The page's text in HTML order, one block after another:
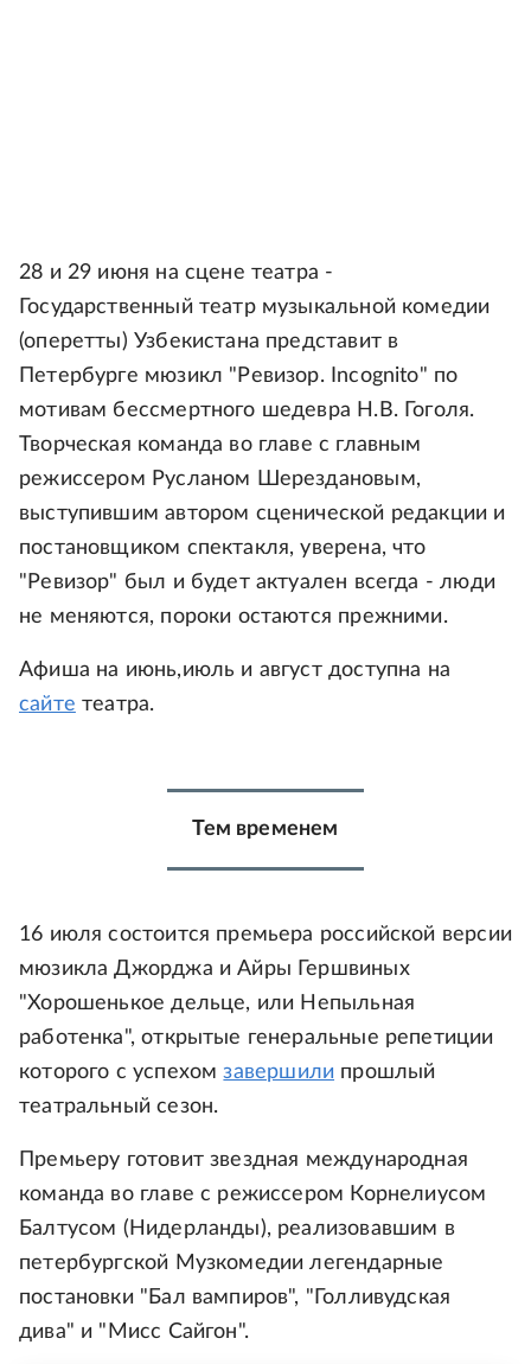
28 и 29 июня на сцене театра -
Государственный театр музыкальной комедии
(оперетты) Узбекистана представит в
Петербурге мюзикл "Ревизор. Incognito" по
мотивам бессмертного шедевра Н.В. Гоголя.
Творческая команда во главе с главным
режиссером Русланом Шерездановым,
выступившим автором сценической редакции и
постановщиком спектакля, уверена, что
"Ревизор" был и будет актуален всегда - люди
не меняются, пороки остаются прежними.
Афиша на июнь,июль и август доступна на
сайте театра.
Тем временем
16 июля состоится премьера российской версии
мюзикла Джорджа и Айры Гершвиных
"Хорошенькое дельце, или Непыльная
работенка", открытые генеральные репетиции
которого с успехомзавершили прошлый
театральный сезон.
Премьеру готовит звездная международная
команда во главе с режиссером Корнелиусом
Балтусом (Нидерланды), реализовавшим в
петербургской Музкомедии легендарные
постановки "Бал вампиров", "Голливудская
дива" и "Мисс Сайгон".